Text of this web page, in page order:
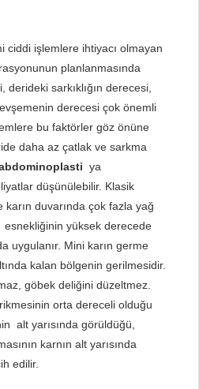
ciddi işlemlere ihtiyacı olmayan
planlanmasında
derideki sarkıklığın derecesi,
derecesi çok önemli
bu faktörler göz önüne
daha az çatlak ve sarkma
ya
düşünülebilir. Klasik
duvarında çok fazla yağ
yüksek derecede
uygulanır. Mini karın germe
kalan bölgenin gerilmesidir.
göbek deliğini düzeltmez.
orta dereceli olduğu
alt yarısında görüldüğü,
karnın alt yarısında
edilir.